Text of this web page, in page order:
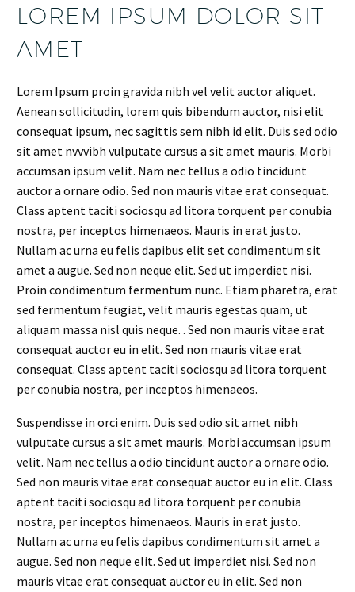
LOREM IPSUM DOLOR SIT
AMET
Lorem Ipsum proin gravida nibh vel velit auctor aliquet.
Aenean sollicitudin, lorem quis bibendum auctor, nisi elit
consequat ipsum, nec sagittis sem nibh id elit. Duis sed odio
sit amet nvvvibh vulputate cursus a sit amet mauris. Morbi
accumsan ipsum velit. Nam nec tellus a odio tincidunt
auctor a ornare odio. Sed non mauris vitae erat consequat.
Class aptent taciti sociosqu ad litora torquent per conubia
nostra, per inceptos himenaeos. Mauris in erat justo.
Nullam ac urna eu felis dapibus elit set condimentum sit
amet a augue. Sed non neque elit. Sed ut imperdiet nisi.
Proin condimentum fermentum nunc. Etiam pharetra, erat
sed fermentum feugiat, velit mauris egestas quam, ut
aliquam massa nisl quis neque. . Sed non mauris vitae erat
consequat auctor eu in elit. Sed non mauris vitae erat
consequat. Class aptent taciti sociosqu ad litora torquent
per conubia nostra, per inceptos himenaeos.
Suspendisse in orci enim. Duis sed odio sit amet nibh
vulputate cursus a sit amet mauris. Morbi accumsan ipsum
velit. Nam nec tellus a odio tincidunt auctor a ornare odio.
Sed non mauris vitae erat consequat auctor eu in elit. Class
aptent taciti sociosqu ad litora torquent per conubia
nostra, per inceptos himenaeos. Mauris in erat justo.
Nullam ac urna eu felis dapibus condimentum sit amet a
augue. Sed non neque elit. Sed ut imperdiet nisi. Sed non
mauris vitae erat consequat auctor eu in elit. Sed non